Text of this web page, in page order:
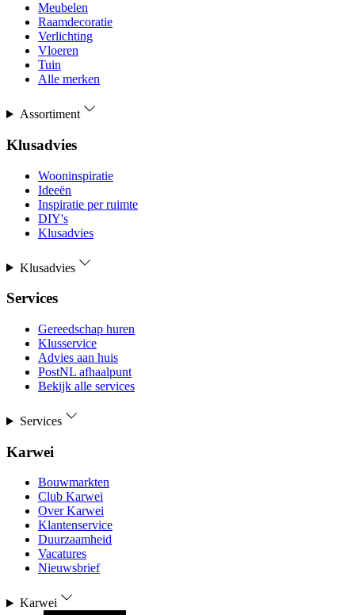
Meubelen
Raamdecoratie
Verlichting
Vloeren
Tuin
Alle merken
Assortiment
Klusadvies
Wooninspiratie
Ideeën
Inspiratie per ruimte
DIY's
Klusadvies
Klusadvies
Services
Gereedschap huren
Klusservice
Advies aan huis
PostNL afhaalpunt
Bekijk alle services
Services
Karwei
Bouwmarkten
Club Karwei
Over Karwei
Klantenservice
Duurzaamheid
Vacatures
Nieuwsbrief
Karwei